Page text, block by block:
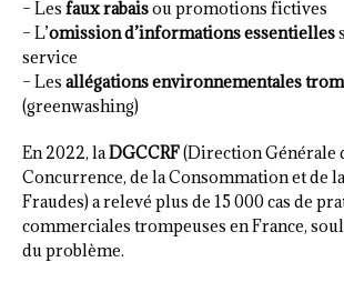
– Les faux rabaisou promotions fictives
– L’omission d’informations essentielles
service
– Les allégations environnementales
(greenwashing)
En 2022, laDGCCRF(Direction Générale
Concurrence, de la Consommation et de
Fraudes) a relevé plus de 15 000 cas de
commerciales trompeuses en France,
du problème.